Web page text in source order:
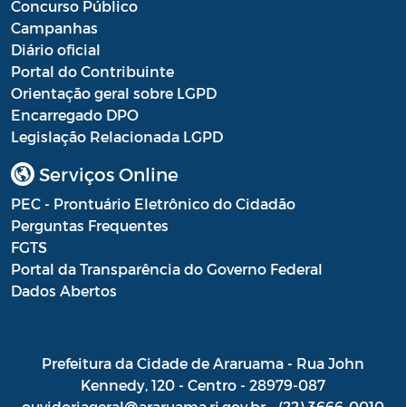
Concurso Público
Campanhas
Diário oficial
Portal do Contribuinte
Orientação geral sobre LGPD
Encarregado DPO
Legislação Relacionada LGPD
Serviços Online
PEC - Prontuário Eletrônico do Cidadão
Perguntas Frequentes
FGTS
Portal da Transparência do Governo Federal
Dados Abertos
Prefeitura da Cidade de Araruama - Rua John
Kennedy, 120 - Centro - 28979-087